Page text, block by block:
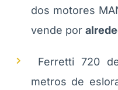
dos motores
vende por
Ferretti 720
metros de